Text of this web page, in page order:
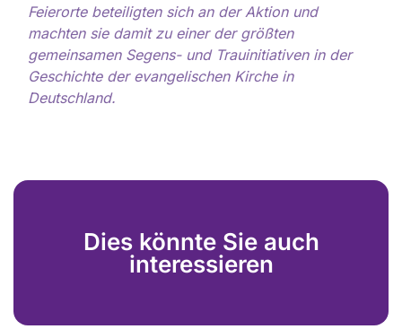
Feierorte beteiligten sich an der Aktion und
machten sie damit zu einer der größten
gemeinsamen Segens- und Trauinitiativen in der
Geschichte der evangelischen Kirche in
Deutschland.
Dies könnte Sie auch
interessieren